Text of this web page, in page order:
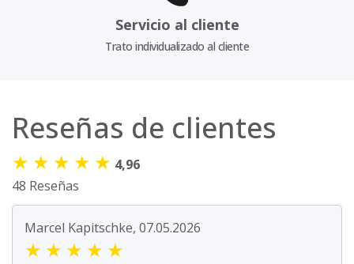
Servicio al cliente
Trato individualizado al cliente
Reseñas de clientes
★ ★ ★ ★ ★ 4,96
48 Reseñas
Marcel Kapitschke, 07.05.2026
★ ★ ★ ★ ★